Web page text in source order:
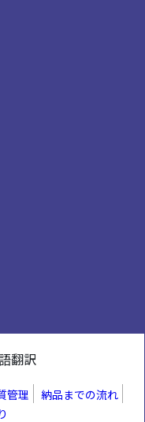
翻訳
管理
納品までの流れ